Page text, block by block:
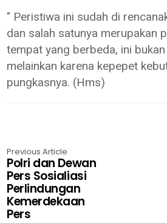
" Peristiwa ini sudah di
dan salah satunya merupakan
tempat yang berbeda, ini
melainkan karena kepepet
pungkasnya. (Hms)
Previous Article
Polri dan Dewan
Pers Sosialiasi
Perlindungan
Kemerdekaan
Pers